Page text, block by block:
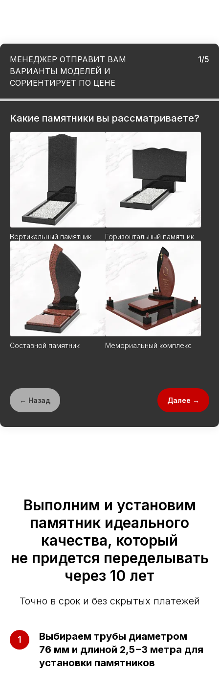
МЕНЕДЖЕР ОТПРАВИТ ВАМ
ВАРИАНТЫ МОДЕЛЕЙ И
СОРИЕНТИРУЕТ ПО ЦЕНЕ
1/5
Какие памятники вы рассматриваете?
Вертикальный памятник Горизонтальный памятник
Составной памятник Мемориальный комплекс
← Назад Далее →
Выполним и установим
памятник идеального
качества, который
не придется переделывать
через 10 лет
Точно в срок и без скрытых платежей
Выбираем трубы диаметром
76 мм и длиной 2,5−3 метра для
установки памятников